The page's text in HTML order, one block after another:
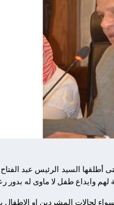
أطلقها السيد الرئيس عبد
لحالات المشردين او